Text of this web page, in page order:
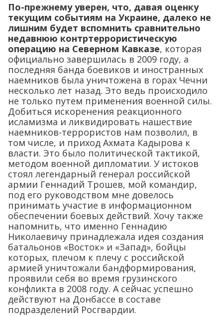
По-прежнему уверен, что, давая оценку
текущим событиям на Украине, далеко не
лишним будет вспомнить сравнительно
недавнюю контртеррористическую
операцию на Северном Кавказе, которая
официально завершилась в 2009 году, а
последняя банда боевиков и иностранных
наемников была уничтожена в горах Чечни
несколько лет назад. Это ведь происходило
не только путем применения военной силы.
Добиться искоренения реакционного
исламизма и ликвидировать нашествие
наемников-террористов нам позволил, в
том числе, и приход Ахмата Кадырова к
власти. Это было политической тактикой,
методом военной дипломатии. У истоков
стоял легендарный генерал российской
армии Геннадий Трошев, мой командир,
под его руководством мне довелось
принимать участие в информационном
обеспечении боевых действий. Хочу также
напомнить, что именно Геннадию
Николаевичу принадлежала идея создания
батальонов «Восток» и «Запад», бойцы
которых, плечом к плечу с российской
армией уничтожали бандформирования,
проявили себя во время грузинского
конфликта в 2008 году. А сейчас успешно
действуют на Донбассе в составе
подразделений Росгвардии.